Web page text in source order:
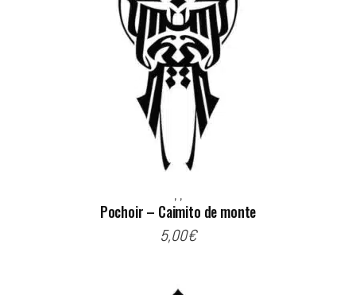
, ,
Pochoir – Caimito de monte
5,00€